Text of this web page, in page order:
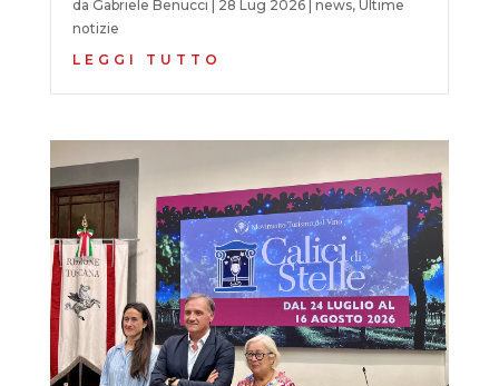
da Gabriele Benucci 28 Lug 2026| news, Ultime
notizie
LEGGI TUTTO